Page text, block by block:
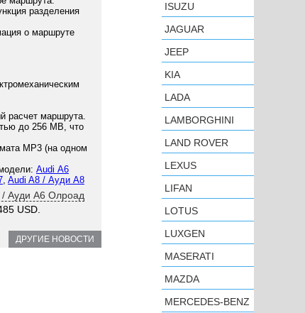
разделения
о маршруте
расчет маршрута.
до 256 MB, что
MP3 (на одном
Audi А6
, Audi A8 / Ауди А8
Ауди А6 Олроад
USD.
ДРУГИЕ НОВОСТИ
ISUZU
JAGUAR
JEEP
KIA
LADA
LAMBORGHINI
LAND ROVER
LEXUS
LIFAN
LOTUS
LUXGEN
MASERATI
MAZDA
MERCEDES-BENZ